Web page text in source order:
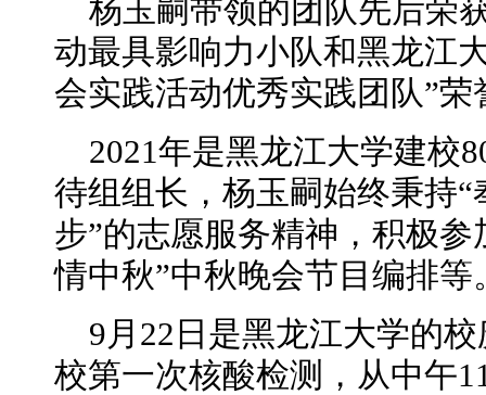
杨玉嗣带领的团队先后荣
动最具影响力小队和黑龙江
会实践活动优秀实践团队”荣
2021年是黑龙江大学建校
待组组长，杨玉嗣始终秉持
步”的志愿服务精神，积极参
情中秋”中秋晚会节目编排等
9月22日是黑龙江大学的
校第一次核酸检测，从中午